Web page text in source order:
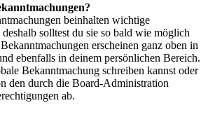
beinhalten wichtige
solltest du sie so bald wie möglich
erscheinen ganz oben in
ebenfalls in deinem persönlichen Bereich.
Bekanntmachung schreiben kannst oder
den durch die Board-Administration
ab.